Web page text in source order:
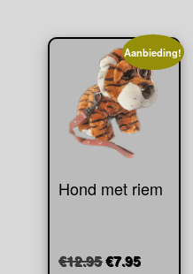
Aanbieding!
Hond met riem
€12.95€7.95Huidige